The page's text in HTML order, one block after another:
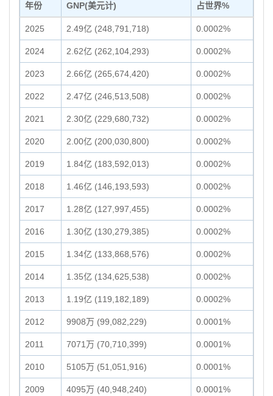
年份 GNP(美元计) 占世界%
2025 2.49亿 (248,791,718) 0.0002%
2024 2.62亿 (262,104,293) 0.0002%
2023 2.66亿 (265,674,420) 0.0002%
2022 2.47亿 (246,513,508) 0.0002%
2021 2.30亿 (229,680,732) 0.0002%
2020 2.00亿 (200,030,800) 0.0002%
2019 1.84亿 (183,592,013) 0.0002%
2018 1.46亿 (146,193,593) 0.0002%
2017 1.28亿 (127,997,455) 0.0002%
2016 1.30亿 (130,279,385) 0.0002%
2015 1.34亿 (133,868,576) 0.0002%
2014 1.35亿 (134,625,538) 0.0002%
2013 1.19亿 (119,182,189) 0.0002%
2012 9908万 (99,082,229) 0.0001%
2011 7071万 (70,710,399) 0.0001%
2010 5105万 (51,051,916) 0.0001%
2009 4095万 (40,948,240) 0.0001%